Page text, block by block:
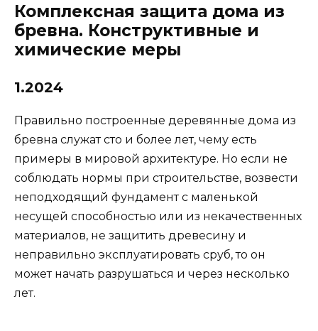
Комплексная защита дома из
бревна. Конструктивные и
химические меры
1.2024
Правильно построенные деревянные дома из
бревна служат сто и более лет, чему есть
примеры в мировой архитектуре. Но если не
соблюдать нормы при строительстве, возвести
неподходящий фундамент с маленькой
несущей способностью или из некачественных
материалов, не защитить древесину и
неправильно эксплуатировать сруб, то он
может начать разрушаться и через несколько
лет.